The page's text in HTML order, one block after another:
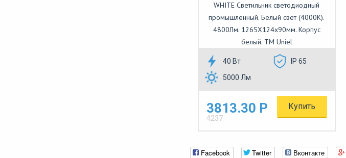
WHITE Светильник светодиодный
промышленный. Белый свет (4000K).
4800Лм. 1265X124x90мм. Корпус
белый. TM Uniel
40 Вт
IP 65
5000 Лм
3813.30 Р
4237
Купить
Facebook Twitter Вконтакте